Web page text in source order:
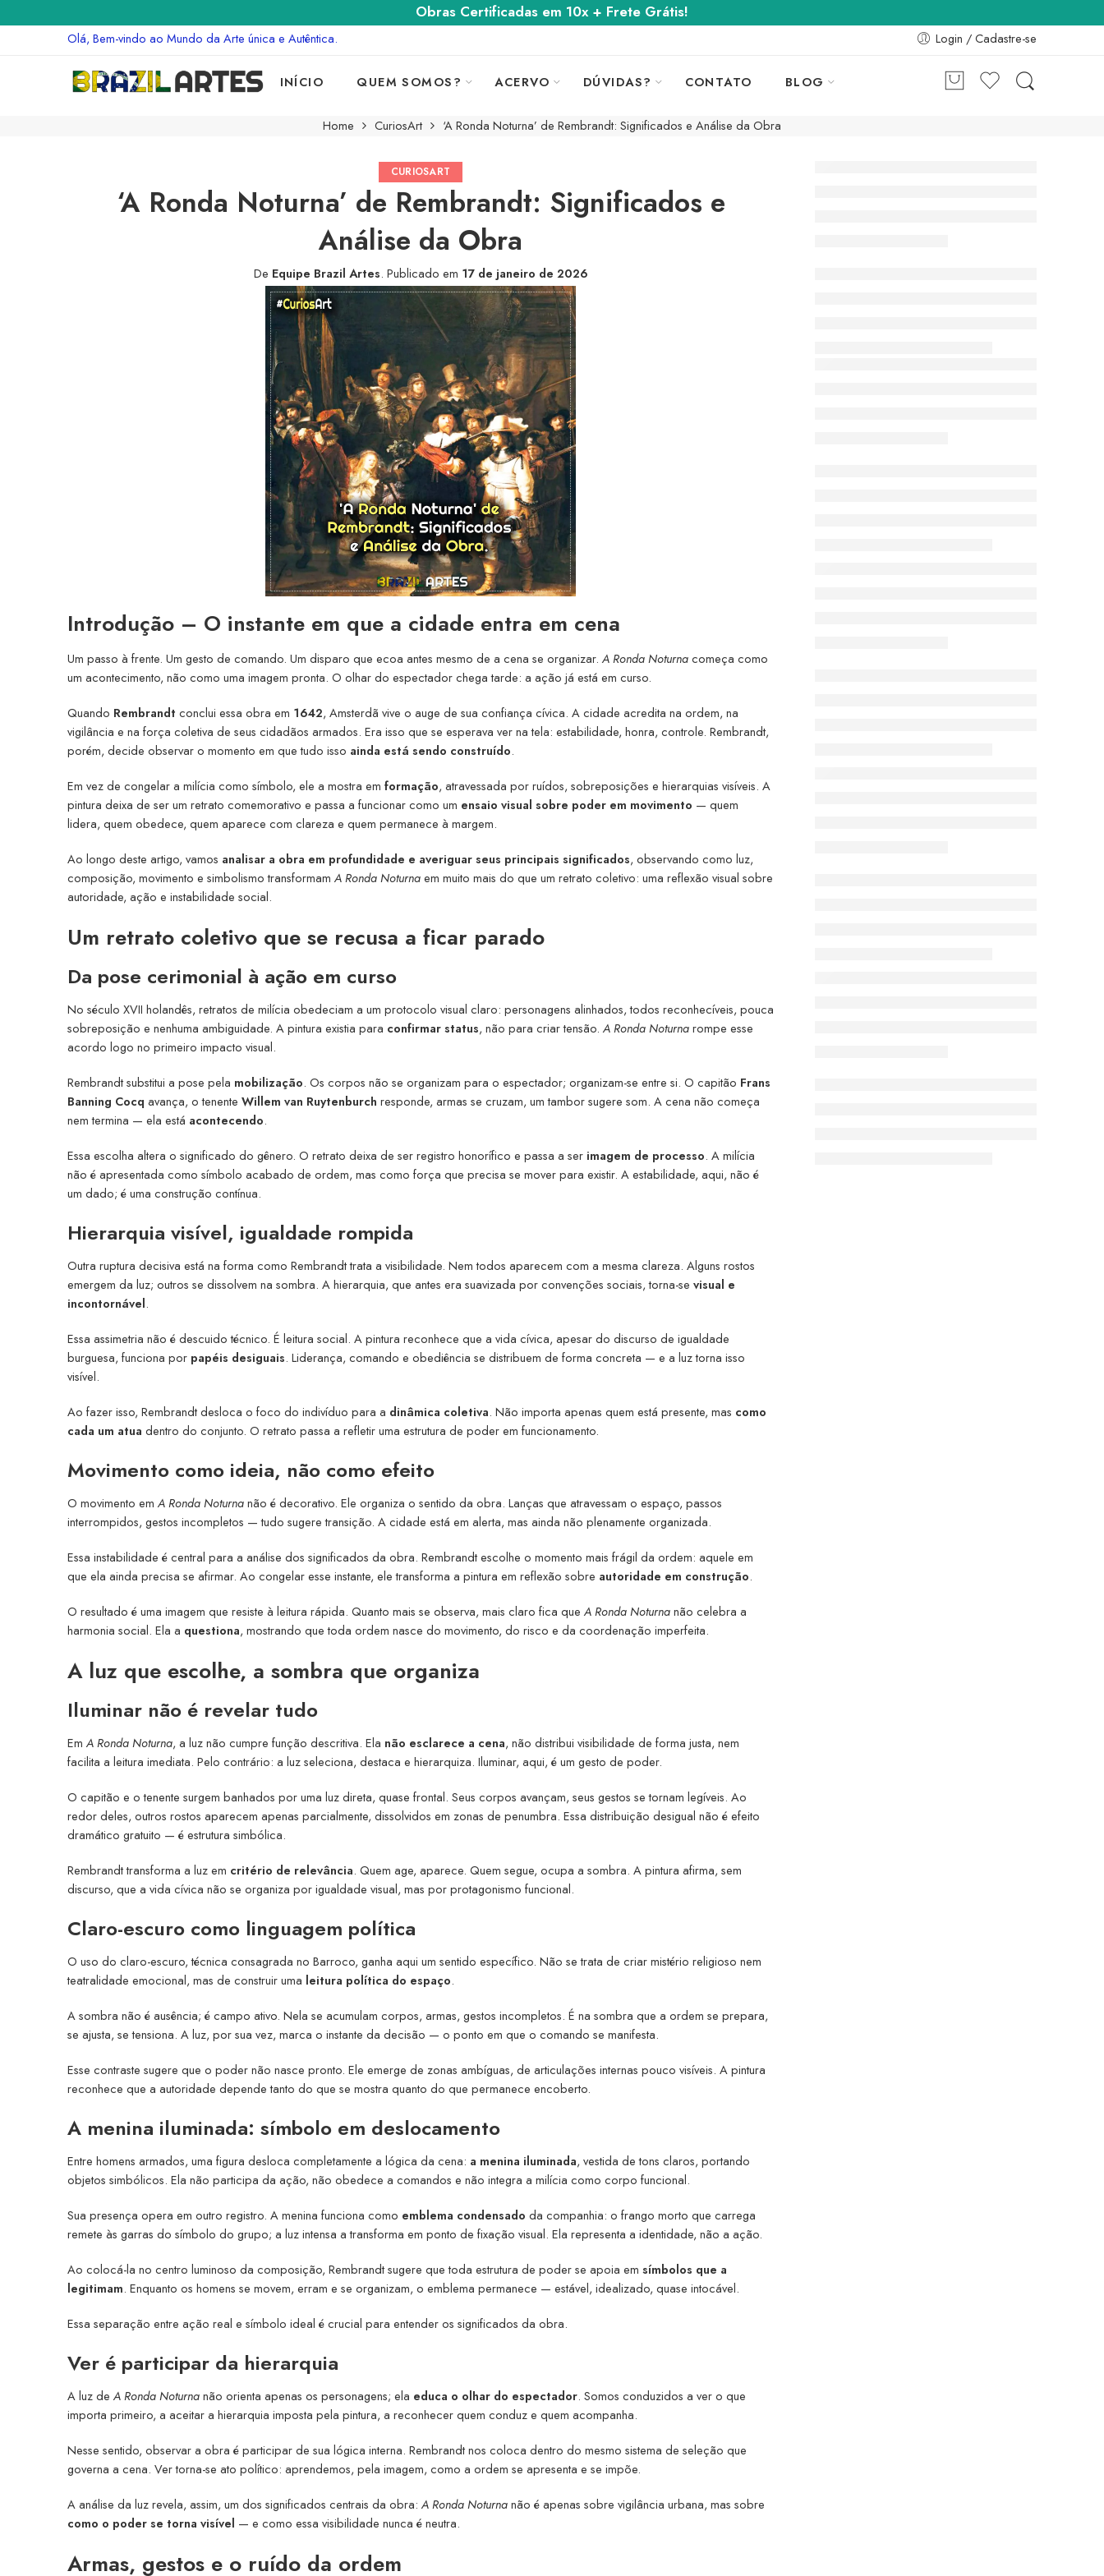
Obras Certificadas em 10x + Frete Grátis!
Olá, Bem-vindo ao Mundo da Arte única e Autêntica. Login / Cadastre-se
INÍCIO QUEM SOMOS? ACERVO DÚVIDAS? CONTATO BLOG
Home CuriosArt ‘A Ronda Noturna’ de Rembrandt: Significados e Análise da Obra
CURIOSART
‘A Ronda Noturna’ de Rembrandt: Significados e
Análise da Obra
De Equipe Brazil Artes. Publicado em 17 de janeiro de 2026
Introdução – O instante em que a cidade entra em cena
Um passo à frente. Um gesto de comando. Um disparo que ecoa antes mesmo de a cena se organizar. A Ronda Noturnacomeça como
um acontecimento, não como uma imagem pronta. O olhar do espectador chega tarde: a ação já está em curso.
Quando Rembrandt conclui essa obra em 1642, Amsterdã vive o auge de sua confiança cívica. A cidade acredita na ordem, na
vigilância e na força coletiva de seus cidadãos armados. Era isso que se esperava ver na tela: estabilidade, honra, controle. Rembrandt,
porém, decide observar o momento em que tudo isso ainda está sendo construído.
Em vez de congelar a milícia como símbolo, ele a mostra em formação, atravessada por ruídos, sobreposições e hierarquias visíveis. A
pintura deixa de ser um retrato comemorativo e passa a funcionar como um ensaio visual sobre poder em movimento — quem
lidera, quem obedece, quem aparece com clareza e quem permanece à margem.
Ao longo deste artigo, vamos analisar a obra em profundidade e averiguar seus principais significados, observando como luz,
composição, movimento e simbolismo transformam A Ronda Noturnaem muito mais do que um retrato coletivo: uma reflexão visual sobre
autoridade, ação e instabilidade social.
Um retrato coletivo que se recusa a ficar parado
Da pose cerimonial à ação em curso
No século XVII holandês, retratos de milícia obedeciam a um protocolo visual claro: personagens alinhados, todos reconhecíveis, pouca
sobreposição e nenhuma ambiguidade. A pintura existia para confirmar status, não para criar tensão. A Ronda Noturnarompe esse
acordo logo no primeiro impacto visual.
Rembrandt substitui a pose pela mobilização. Os corpos não se organizam para o espectador; organizam-se entre si. O capitão Frans
Banning Cocq avança, o tenente Willem van Ruytenburch responde, armas se cruzam, um tambor sugere som. A cena não começa
nem termina — ela está acontecendo.
Essa escolha altera o significado do gênero. O retrato deixa de ser registro honorífico e passa a ser imagem de processo. A milícia
não é apresentada como símbolo acabado de ordem, mas como força que precisa se mover para existir. A estabilidade, aqui, não é
um dado; é uma construção contínua.
Hierarquia visível, igualdade rompida
Outra ruptura decisiva está na forma como Rembrandt trata a visibilidade. Nem todos aparecem com a mesma clareza. Alguns rostos
emergem da luz; outros se dissolvem na sombra. A hierarquia, que antes era suavizada por convenções sociais, torna-se visual e
incontornável.
Essa assimetria não é descuido técnico. É leitura social. A pintura reconhece que a vida cívica, apesar do discurso de igualdade
burguesa, funciona por papéis desiguais. Liderança, comando e obediência se distribuem de forma concreta — e a luz torna isso
visível.
Ao fazer isso, Rembrandt desloca o foco do indivíduo para a dinâmica coletiva. Não importa apenas quem está presente, mas como
cada um atua dentro do conjunto. O retrato passa a refletir uma estrutura de poder em funcionamento.
Movimento como ideia, não como efeito
O movimento em A Ronda Noturnanão é decorativo. Ele organiza o sentido da obra. Lanças que atravessam o espaço, passos
interrompidos, gestos incompletos — tudo sugere transição. A cidade está em alerta, mas ainda não plenamente organizada.
Essa instabilidade é central para a análise dos significados da obra. Rembrandt escolhe o momento mais frágil da ordem: aquele em
que ela ainda precisa se afirmar. Ao congelar esse instante, ele transforma a pintura em reflexão sobre autoridade em construção.
O resultado é uma imagem que resiste à leitura rápida. Quanto mais se observa, mais claro fica que A Ronda Noturnanão celebra a
harmonia social. Ela a questiona, mostrando que toda ordem nasce do movimento, do risco e da coordenação imperfeita.
A luz que escolhe, a sombra que organiza
Iluminar não é revelar tudo
Em A Ronda Noturna, a luz não cumpre função descritiva. Ela não esclarece a cena, não distribui visibilidade de forma justa, nem
facilita a leitura imediata. Pelo contrário: a luz seleciona, destaca e hierarquiza. Iluminar, aqui, é um gesto de poder.
O capitão e o tenente surgem banhados por uma luz direta, quase frontal. Seus corpos avançam, seus gestos se tornam legíveis. Ao
redor deles, outros rostos aparecem apenas parcialmente, dissolvidos em zonas de penumbra. Essa distribuição desigual não é efeito
dramático gratuito — é estrutura simbólica.
Rembrandt transforma a luz em critério de relevância. Quem age, aparece. Quem segue, ocupa a sombra. A pintura afirma, sem
discurso, que a vida cívica não se organiza por igualdade visual, mas por protagonismo funcional.
Claro-escuro como linguagem política
O uso do claro-escuro, técnica consagrada no Barroco, ganha aqui um sentido específico. Não se trata de criar mistério religioso nem
teatralidade emocional, mas de construir uma leitura política do espaço.
A sombra não é ausência; é campo ativo. Nela se acumulam corpos, armas, gestos incompletos. É na sombra que a ordem se prepara,
se ajusta, se tensiona. A luz, por sua vez, marca o instante da decisão — o ponto em que o comando se manifesta.
Esse contraste sugere que o poder não nasce pronto. Ele emerge de zonas ambíguas, de articulações internas pouco visíveis. A pintura
reconhece que a autoridade depende tanto do que se mostra quanto do que permanece encoberto.
A menina iluminada: símbolo em deslocamento
Entre homens armados, uma figura desloca completamente a lógica da cena: a menina iluminada, vestida de tons claros, portando
objetos simbólicos. Ela não participa da ação, não obedece a comandos e não integra a milícia como corpo funcional.
Sua presença opera em outro registro. A menina funciona como emblema condensado da companhia: o frango morto que carrega
remete às garras do símbolo do grupo; a luz intensa a transforma em ponto de fixação visual. Ela representa a identidade, não a ação.
Ao colocá-la no centro luminoso da composição, Rembrandt sugere que toda estrutura de poder se apoia em símbolos que a
legitimam. Enquanto os homens se movem, erram e se organizam, o emblema permanece — estável, idealizado, quase intocável.
Essa separação entre ação real e símbolo ideal é crucial para entender os significados da obra.
Ver é participar da hierarquia
A luz de A Ronda Noturnanão orienta apenas os personagens; ela educa o olhar do espectador. Somos conduzidos a ver o que
importa primeiro, a aceitar a hierarquia imposta pela pintura, a reconhecer quem conduz e quem acompanha.
Nesse sentido, observar a obra é participar de sua lógica interna. Rembrandt nos coloca dentro do mesmo sistema de seleção que
governa a cena. Ver torna-se ato político: aprendemos, pela imagem, como a ordem se apresenta e se impõe.
A análise da luz revela, assim, um dos significados centrais da obra: A Ronda Noturnanão é apenas sobre vigilância urbana, mas sobre
como o poder se torna visível — e como essa visibilidade nunca é neutra.
Armas, gestos e o ruído da ordem